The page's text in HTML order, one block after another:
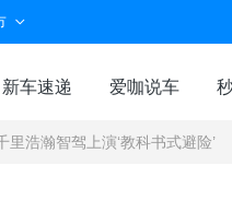
新车速递 爱咖说车
里浩瀚智驾上演‘教科书式避险’